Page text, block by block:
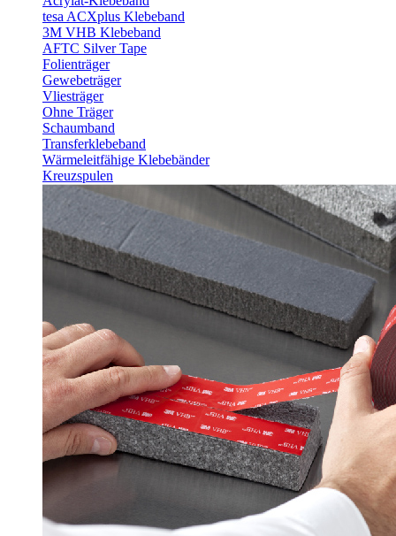
tesa ACXplus Klebeband
3M VHB Klebeband
AFTC Silver Tape
Folienträger
Gewebeträger
Vliesträger
Ohne Träger
Schaumband
Transferklebeband
Wärmeleitfähige Klebebänder
Kreuzspulen